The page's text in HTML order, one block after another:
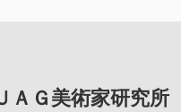
ＡＧ美術家研究所